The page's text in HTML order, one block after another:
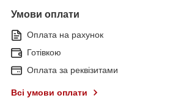
Умови оплати
Оплата на рахунок
Готівкою
Оплата за реквізитами
Всі умови оплати